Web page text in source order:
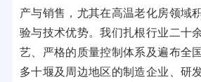
产与销售，尤其在高温老化房领域
验与技术优势。我们扎根行业二十
艺、严格的质量控制体系及遍布全
多十堰及周边地区的制造企业、研